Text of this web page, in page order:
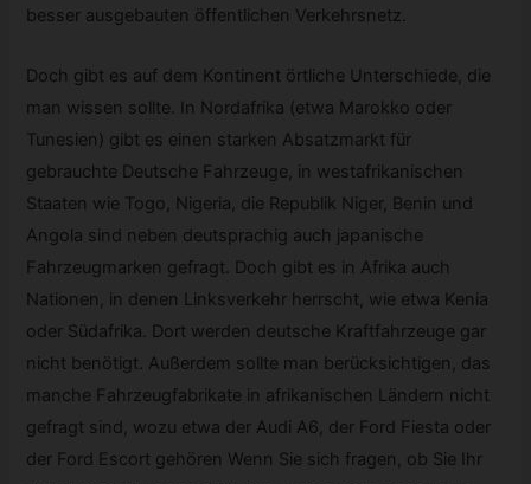
besser ausgebauten öffentlichen Verkehrsnetz.
Doch gibt es auf dem Kontinent örtliche Unterschiede, die
man wissen sollte. In Nordafrika (etwa Marokko oder
Tunesien) gibt es einen starken Absatzmarkt für
gebrauchte Deutsche Fahrzeuge, in westafrikanischen
Staaten wie Togo, Nigeria, die Republik Niger, Benin und
Angola sind neben deutsprachig auch japanische
Fahrzeugmarken gefragt. Doch gibt es in Afrika auch
Nationen, in denen Linksverkehr herrscht, wie etwa Kenia
oder Südafrika. Dort werden deutsche Kraftfahrzeuge gar
nicht benötigt. Außerdem sollte man berücksichtigen, das
manche Fahrzeugfabrikate in afrikanischen Ländern nicht
gefragt sind, wozu etwa der Audi A6, der Ford Fiesta oder
der Ford Escort gehören Wenn Sie sich fragen, ob Sie Ihr